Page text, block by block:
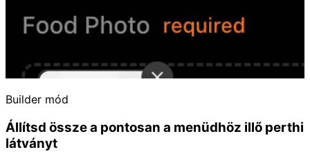
Builder mód
Állítsd össze a pontosan a menüdhöz illő perthi
látványt